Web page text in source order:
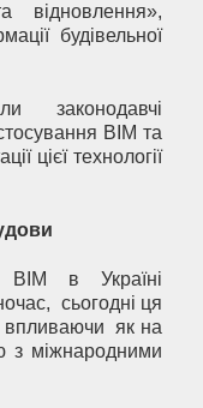
відновлення»,
будівельної
законодавчі
BIM та
цієї технології
в Україні
сьогодні ця
впливаючи як на
з міжнародними